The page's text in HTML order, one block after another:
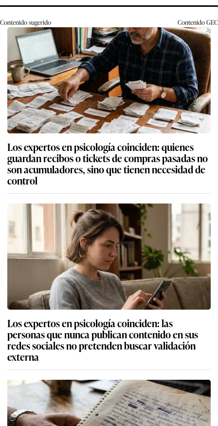
Contenido sugerido ContenidoGEC
Los expertos en psicología coinciden: quienes
guardan recibos o tickets de compras pasadas no
son acumuladores, sino que tienen necesidad de
control
Los expertos en psicología coinciden: las
personas que nunca publican contenido en sus
redes sociales no pretenden buscar validación
externa